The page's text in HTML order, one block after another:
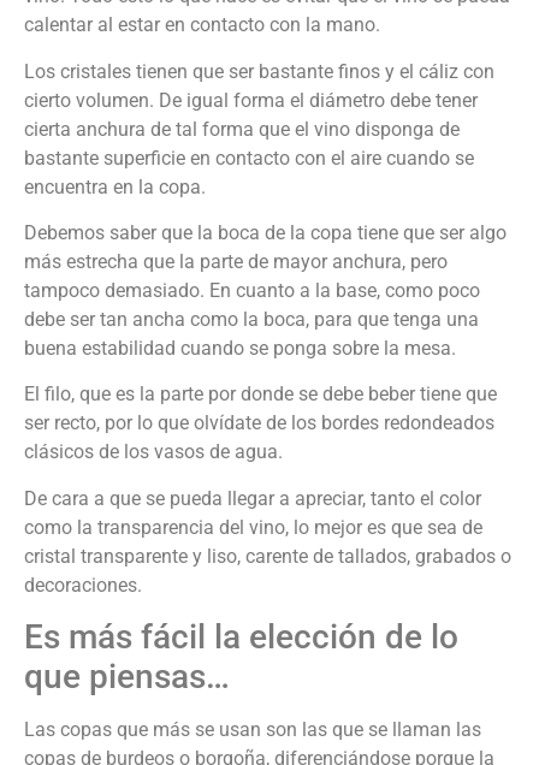
calentar al estar en contacto con la mano.
Los cristales tienen que ser bastante finos y el cáliz con
cierto volumen. De igual forma el diámetro debe tener
cierta anchura de tal forma que el vino disponga de
bastante superficie en contacto con el aire cuando se
encuentra en la copa.
Debemos saber que la boca de la copa tiene que ser algo
más estrecha que la parte de mayor anchura, pero
tampoco demasiado. En cuanto a la base, como poco
debe ser tan ancha como la boca, para que tenga una
buena estabilidad cuando se ponga sobre la mesa.
El filo, que es la parte por donde se debe beber tiene que
ser recto, por lo que olvídate de los bordes redondeados
clásicos de los vasos de agua.
De cara a que se pueda llegar a apreciar, tanto el color
como la transparencia del vino, lo mejor es que sea de
cristal transparente y liso, carente de tallados, grabados o
decoraciones.
Es más fácil la elección de lo
que piensas…
Las copas que más se usan son las que se llaman las
copas de burdeos o borgoña, diferenciándose porque la